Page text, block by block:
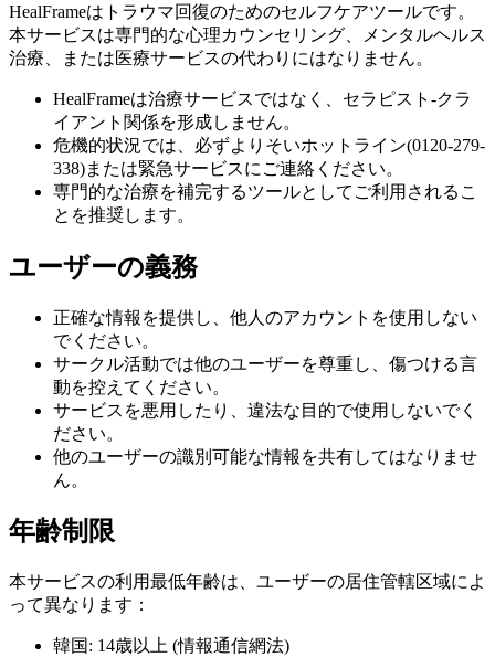
HealFrameはトラウマ回復のためのセルフケアツールです。
本サービスは専門的な心理カウンセリング、メンタルヘルス
治療、または医療サービスの代わりにはなりません。
HealFrameは治療サービスではなく、セラピスト-クラ
イアント関係を形成しません。
危機的状況では、必ずよりそいホットライン(0120-279-
338)または緊急サービスにご連絡ください。
専門的な治療を補完するツールとしてご利用されるこ
とを推奨します。
ユーザーの義務
正確な情報を提供し、他人のアカウントを使用しない
でください。
サークル活動では他のユーザーを尊重し、傷つける言
動を控えてください。
サービスを悪用したり、違法な目的で使用しないでく
ださい。
他のユーザーの識別可能な情報を共有してはなりませ
ん。
年齢制限
本サービスの利用最低年齢は、ユーザーの居住管轄区域によ
って異なります：
韓国: 14歳以上 (情報通信網法)